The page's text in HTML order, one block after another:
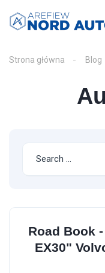
Strona główna Blog
Road Book
EX30"